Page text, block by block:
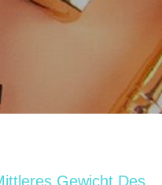
Gewicht Des